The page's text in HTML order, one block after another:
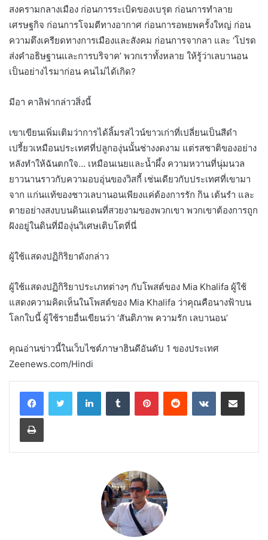
สงครามกลางเมือง ก่อนการระเบิดของเบรุต ก่อนการทำลาย
เศรษฐกิจ ก่อนการโจมตีทางอากาศ ก่อนการอพยพครั้งใหญ่ ก่อน
ความตึงเครียดทางการเมืองและสังคม ก่อนการจากลา และ ‘โปรด
ส่งคำอธิษฐานและการบริจาค’ พวกเราทั้งหลาย ให้รู้ว่าเลบานอน
เป็นอย่างไรมาก่อน คนไม่ได้เกิด?
มีอา คาลิฟากล่าวสิ่งนี้
เขาเขียนเพิ่มเติมว่าการได้ลิ้มรสไวน์ขาวเก่าที่เปลี่ยนเป็นสีดำ
เปรี้ยวเหมือนประเทศที่ปลูกองุ่นนั้นช่างงดงาม แต่รสชาติของอย่าง
หลังทำให้ฉันตกใจ… เหมือนเนยและน้ำผึ้ง ความหวานที่นุ่มนวล
ยาวนานราวกับความอบอุ่นของวิสกี้ เช่นเดียวกับประเทศที่เขามา
จาก แก่นแท้ของชาวเลบานอนเพียงแค่ต้องการรัก กิน เต้นรำ และ
ตายอย่างสงบบนดินแดนที่สวยงามของพวกเขา พวกเขาต้องการถูก
ฝังอยู่ในดินที่มีองุ่นวิเศษเติบโตที่นี่
ผู้ใช้แสดงปฏิกิริยาดังกล่าว
ผู้ใช้แสดงปฏิกิริยาประเภทต่างๆ กับโพสต์ของ Mia Khalifa ผู้ใช้
แสดงความคิดเห็นในโพสต์ของ Mia Khalifa ว่าคุณคือนางฟ้าบน
โลกใบนี้ ผู้ใช้รายอื่นเขียนว่า ‘สันติภาพ ความรัก เลบานอน’
คุณอ่านข่าวนี้ในเว็บไซต์ภาษาฮินดีอันดับ 1 ของประเทศ
Zeenews.com/Hindi
LinkedInTumblr PinterestReddit VKontakteShare via Email
Print